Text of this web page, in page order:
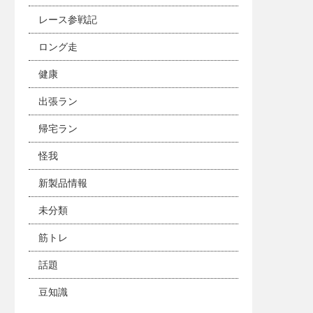
レース参戦記
ロング走
健康
出張ラン
帰宅ラン
怪我
新製品情報
未分類
筋トレ
話題
豆知識